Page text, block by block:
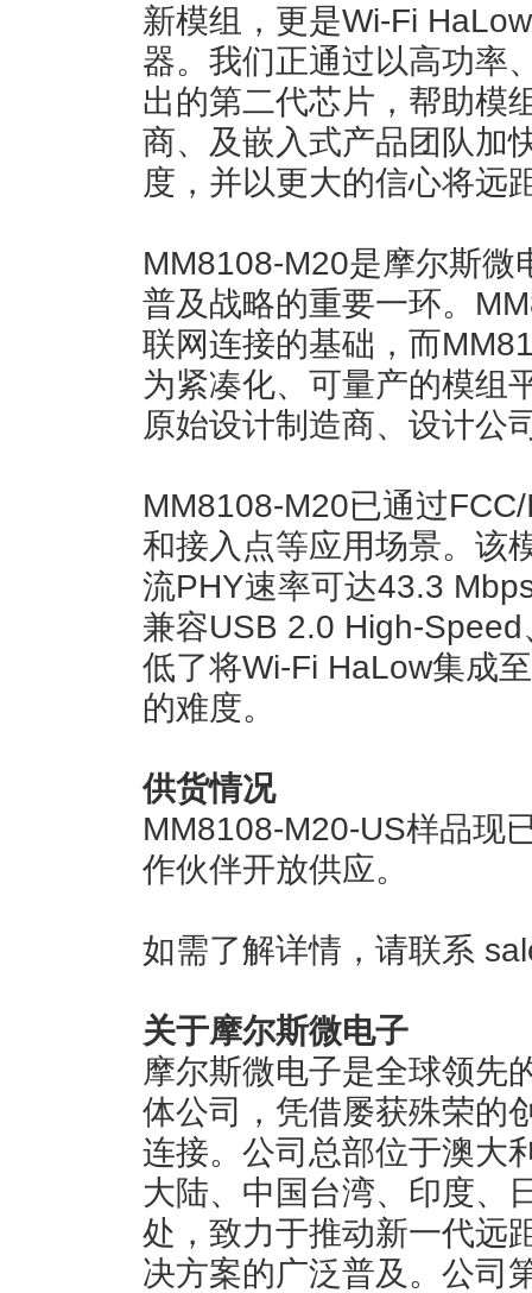
新模组，更是Wi-Fi
器。我们正通过以高功率
出的第二代芯片，帮助模
商、及嵌入式产品团队加
度，并以更大的信心将远
MM8108-M20是摩尔斯微
普及战略的重要一环。
联网连接的基础，而
为紧凑化、可量产的模组
原始设计制造商、设计公
MM8108-M20已通过
和接入点等应用场景。该
流PHY速率可达43.3
兼容USB 2.0 High-
低了将Wi-Fi HaLow集成
的难度。
供货情况
MM8108-M20-US样品现
作伙伴开放供应。
如需了解详情，请联系
关于摩尔斯微电子
摩尔斯微电子是全球领先
体公司，凭借屡获殊荣的
连接。公司总部位于澳大
大陆、中国台湾、印度、
处，致力于推动新一代远
决方案的广泛普及。公司